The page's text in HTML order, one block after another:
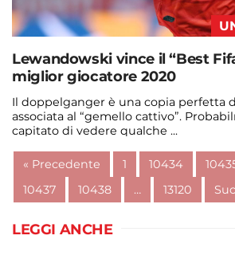
Lewandowski vince il “Best
miglior giocatore 2020
Il doppelganger è una copia perfetta
associata al “gemello cattivo”.
capitato di vedere qualche ...
Continua a leggere
admin@admin.com 3 days fa
« Precedente 1 10434
10437
10438 … 13120
LEGGI ANCHE